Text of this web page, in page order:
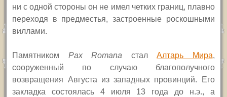
ни с одной стороны он не имел четких границ, плавно
переходя в предместья, застроенные роскошными
виллами.
Памятником Pax Romana сталАлтарь Мира,
сооруженный по случаю благополучного
возвращения Августа из западных провинций. Его
закладка состоялась 4 июля 13 года до н.э., а